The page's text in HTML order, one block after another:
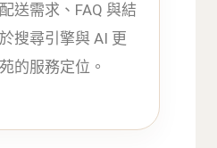
送需求、FAQ 與結
搜尋引擎與 AI 更
的服務定位。